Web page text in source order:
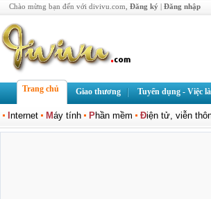
Chào mừng bạn đến với divivu.com, Đăng ký | Đăng nhập
Trang chủ Giao thương Tuyển dụng - Việc
nternet Máy tính Phần mềm Điện tử, viễn